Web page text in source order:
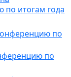
по итогам года
по